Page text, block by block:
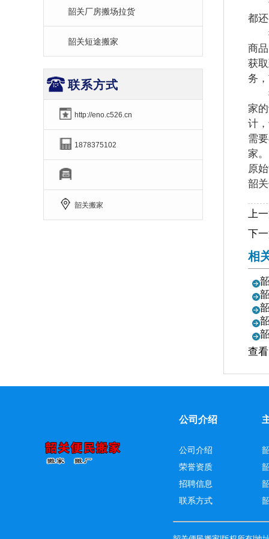
韶
都
我
商
获
务
我
家
计
需
家。
原
韶
上
下
相
查
韶关厂房搬场拉货
韶关短途搬家
联系方式
http://eno.c526.cn
1878375102
韶关搬家
公司介绍
公司介绍
荣誉资质
招聘信息
联系方式